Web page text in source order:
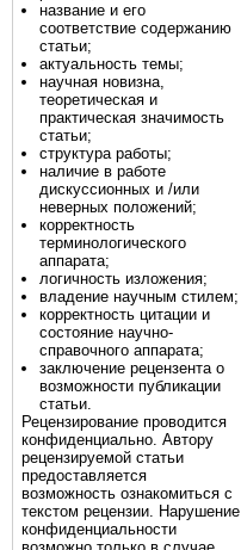
название и его
соответствие содержанию
статьи;
актуальность темы;
научная новизна,
теоретическая и
практическая значимость
статьи;
структура работы;
наличие в работе
дискуссионных и /или
неверных положений;
корректность
терминологического
аппарата;
логичность изложения;
владение научным стилем;
корректность цитации и
состояние научно-
справочного аппарата;
заключение рецензента о
возможности публикации
статьи.
Рецензирование проводится
конфиденциально. Автору
рецензируемой статьи
предоставляется
возможность ознакомиться с
текстом рецензии. Нарушение
конфиденциальности